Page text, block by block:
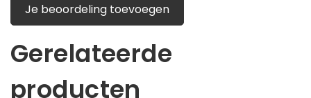
Je beoordeling toevoegen
Gerelateerde
producten